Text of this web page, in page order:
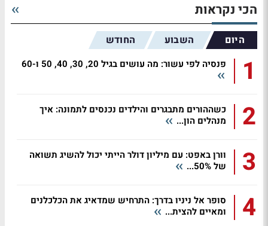
הכי נקראות
היום השבוע החודש
1 פנסיה לפי עשור: מה עושים בגיל 20, 30, 40, 50 ו-60
2
כשההורים מתבגרים והילדים נכנסים לתמונה: איך
מנהלים הון...
3
וורן באפט: עם מיליון דולר הייתי יכול להשיג תשואה
של 50%...
4
סופר אל ניניו בדרך: התרחיש שמדאיג את הכלכלנים
ומאיים להצית...